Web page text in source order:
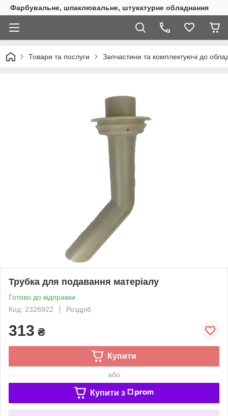
Фарбувальне, шпаклювальне, штукатурне обладнання
Товари та послуги Запчастини та комплектуючі до
Трубка для подавання матеріалу
Готово до відправки
Код: 2328922
Роздріб
313 ₴
Купити
або
Купити з